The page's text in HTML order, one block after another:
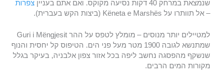
שנמצאת במרחק 40 דקות נסיעה מקוקס. ואם אתם בעניין
צפרות
– אל תוותרו על Këneta e Marshës (ביצות הקש בעברית).
למטיילים יותר מנוסים – מומלץ לטפס על ההר Guri i Mëngjesit
שמתנשא לגובה 1900 מטר מעל פני הים. הטיפוס קל יחסית והנוף
שנשקף מהפסגה נחשב ליפה בכל אזור צפון אלבניה, בעיקר בגלל
מקורות המים הרבים.